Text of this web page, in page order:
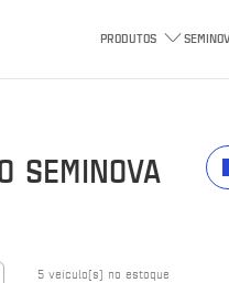
PRODUTOS
SEMINOVA
5 veículo(s) no estoque